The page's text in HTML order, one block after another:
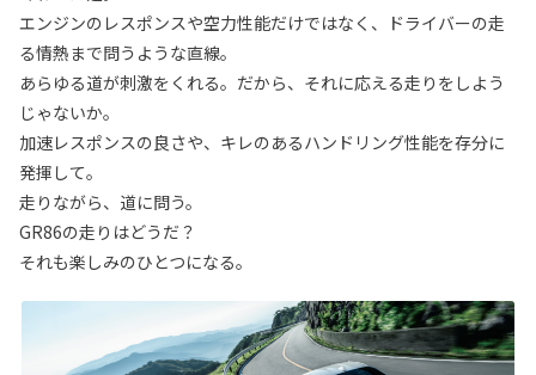
エンジンのレスポンスや空力性能だけではなく、ドライバーの走
る情熱まで問うような直線。
あらゆる道が刺激をくれる。だから、それに応える走りをしよう
じゃないか。
加速レスポンスの良さや、キレのあるハンドリング性能を存分に
発揮して。
走りながら、道に問う。
GR86の走りはどうだ？
それも楽しみのひとつになる。